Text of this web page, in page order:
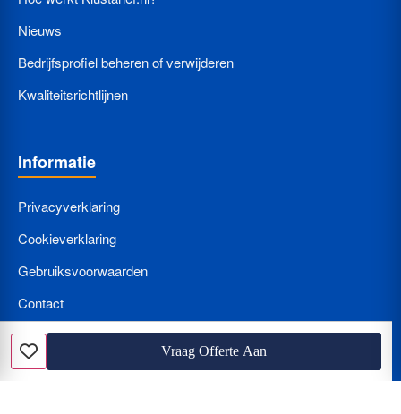
Favoriet
Vraag Offerte Aan
Nieuws
Bedrijfsprofiel beheren of verwijderen
Kwaliteitsrichtlijnen
Informatie
Privacyverklaring
Cookieverklaring
Gebruiksvoorwaarden
Contact
Bedrijf Aanmelden